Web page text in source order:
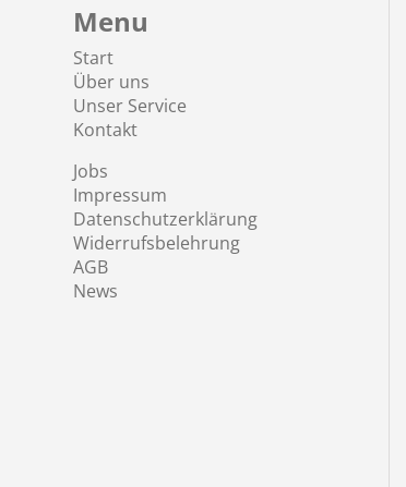
Menu
Start
Über uns
Unser Service
Kontakt
Jobs
Impressum
Datenschutzerklärung
Widerrufsbelehrung
AGB
News